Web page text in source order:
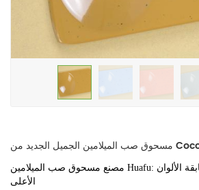
مصنع مسحوق صب الميلامين Huafu: تكنولوجيا تايوان، مطابقة الألوان
الأعلى